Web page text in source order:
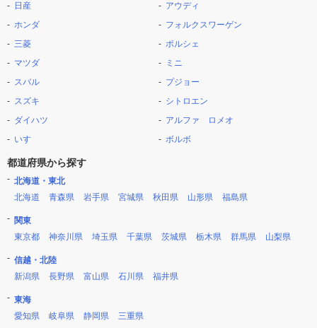
日産
ホンダ
三菱
マツダ
スバル
スズキ
ダイハツ
いすゞ
アウディ
フォルクスワーゲン
ポルシェ
ミニ
プジョー
シトロエン
アルファ ロメオ
ボルボ
都道府県から探す
北海道・東北
北海道
青森県 岩手県 宮城県 秋田県 山形県 福島県
関東
東京都
神奈川県 埼玉県 千葉県 茨城県 栃木県 群馬県 山梨県
信越・北陸
新潟県
長野県 富山県 石川県 福井県
東海
愛知県
岐阜県 静岡県 三重県